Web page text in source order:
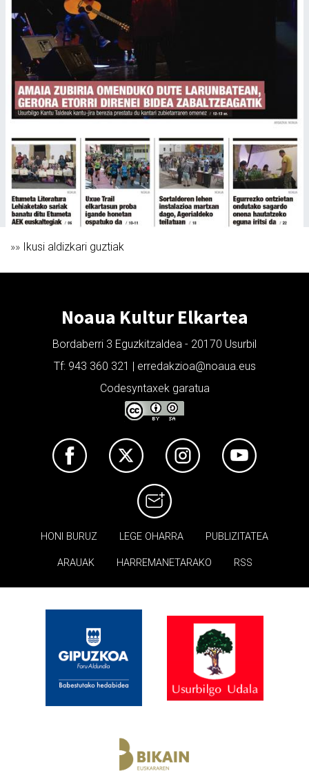
»» Ikusi aldizkari guztiak
Noaua Kultur Elkartea
Bordaberri 3 Eguzkitzaldea - 20170 Usurbil
Tf: 943 360 321 | erredakzioa@noaua.eus
Codesyntaxek garatua
HONI BURUZ LEGE OHARRA PUBLIZITATEA
ARAUAK HARREMANETARAKO RSS